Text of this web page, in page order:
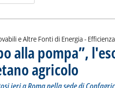
e Altre Fonti di Energia -
alla pompa”,
agricolo . Sottotitolo: